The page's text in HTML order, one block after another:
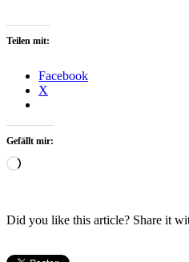
Teilen mit:
Facebook
X
Gefällt mir:
Wird
Did you like this article? Share it